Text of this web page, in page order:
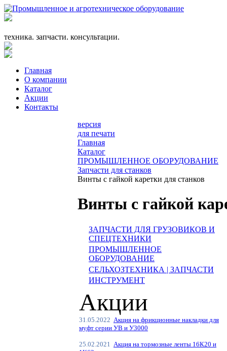
техника. запчасти. консультации.
Главная
О компании
Каталог
Акции
Контакты
версия
для печати
Главная
Каталог
ПРОМЫШЛЕННОЕ ОБОРУДОВАНИЕ
Запчасти для станков
Винты с гайкой каретки для станков
Винты с гайкой
ЗАПЧАСТИ ДЛЯ ГРУЗОВИКОВ И
СПЕЦТЕХНИКИ
ПРОМЫШЛЕННОЕ
ОБОРУДОВАНИЕ
СЕЛЬХОЗТЕХНИКА | ЗАПЧАСТИ
ИНСТРУМЕНТ
Акции
31.05.2022 Акция на фрикционные накладки для
муфт серии УВ и У3000
25.02.2021 Акция на тормозные ленты 16К20 и